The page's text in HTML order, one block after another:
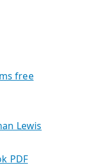
free
Lewis
PDF